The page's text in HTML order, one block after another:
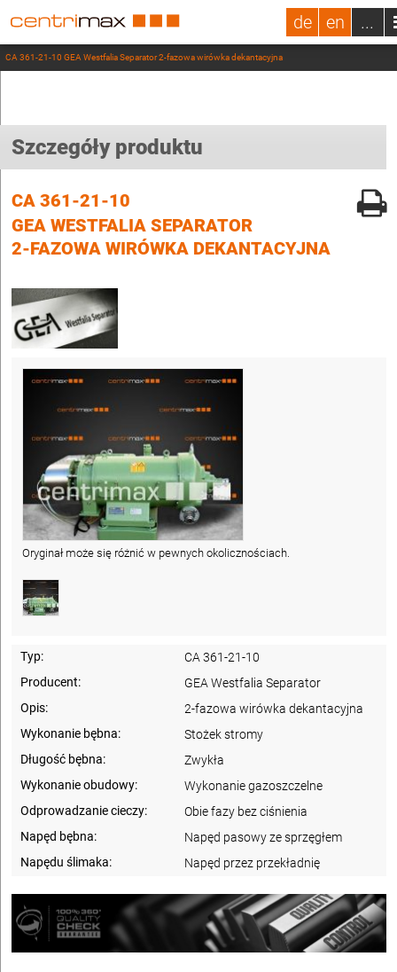
de en ...
CA 361-21-10 GEA Westfalia Separator 2-fazowa wirówka dekantacyjna
Szczegóły produktu
CA 361-21-10
GEA WESTFALIA SEPARATOR
2-FAZOWA WIRÓWKA DEKANTACYJNA
Oryginał może się różnić w pewnych okolicznościach.
Typ:
CA 361-21-10
Producent:
GEA Westfalia Separator
Opis:
2-fazowa wirówka dekantacyjna
Wykonanie bębna:
Stożek stromy
Długość bębna:
Zwykła
Wykonanie obudowy:
Wykonanie gazoszczelne
Odprowadzanie cieczy:
Obie fazy bez ciśnienia
Napęd bębna:
Napęd pasowy ze sprzęgłem
Napędu ślimaka:
Napęd przez przekładnię